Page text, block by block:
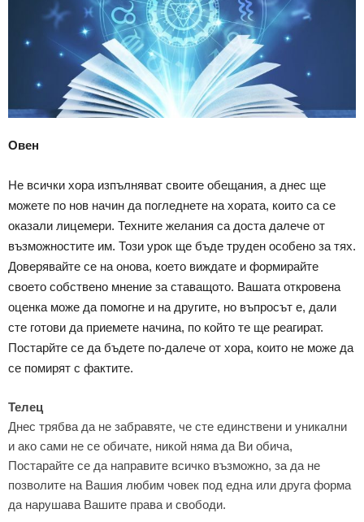
Овен
Не всички хора изпълняват своите обещания, а днес ще
можете по нов начин да погледнете на хората, които са се
оказали лицемери. Техните желания са доста далече от
възможностите им. Този урок ще бъде труден особено за тях.
Доверявайте се на онова, което виждате и формирайте
своето собствено мнение за ставащото. Вашата откровена
оценка може да помогне и на другите, но въпросът е, дали
сте готови да приемете начина, по който те ще реагират.
Постарйте се да бъдете по-далече от хора, които не може да
се помирят с фактите.
Телец
Днес трябва да не забравяте, че сте единствени и уникални
и ако сами не се обичате, никой няма да Ви обича,
Постарайте се да направите всичко възможно, за да не
позволите на Вашия любим човек под една или друга форма
да нарушава Вашите права и свободи.